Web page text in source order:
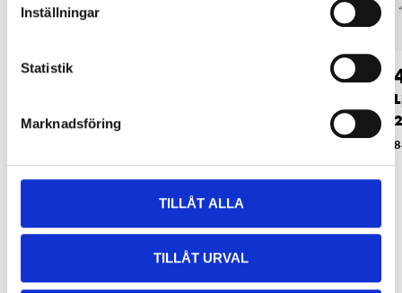
Inställningar
Statistik
Marknadsföring
TILLÅT ALLA
TILLÅT URVAL
2990
1,0 m
Relaterade produkter